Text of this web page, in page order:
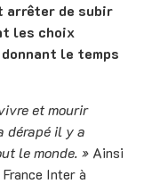
arrêter de subir
les choix
le temps
et mourir
dérapé il y a
le monde. » Ainsi
Inter à